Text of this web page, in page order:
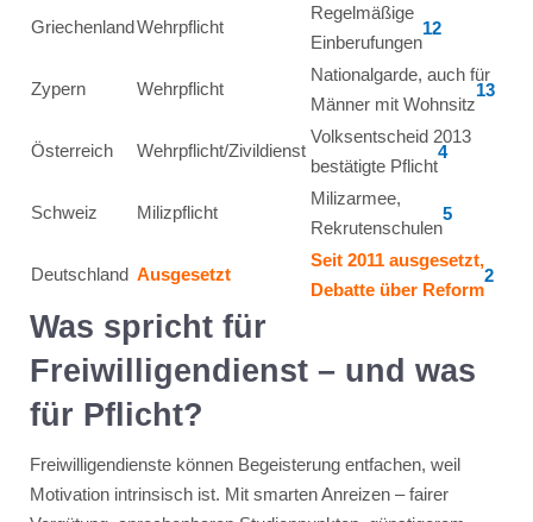
GriechenlandWehrpflicht
Regelmäßige
Einberufungen
12
Zypern Wehrpflicht
Nationalgarde, auch für
Männer mit Wohnsitz
13
Österreich Wehrpflicht/Zivildienst
Volksentscheid 2013
bestätigte Pflicht
4
Schweiz Milizpflicht
Milizarmee,
Rekrutenschulen
5
Deutschland Ausgesetzt
Seit 2011 ausgesetzt,
Debatte über Reform
2
Was spricht für
Freiwilligendienst – und was
für Pflicht?
Freiwilligendienste können Begeisterung entfachen, weil
Motivation intrinsisch ist. Mit smarten Anreizen – fairer